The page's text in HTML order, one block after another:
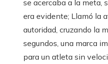
se acercaba a la meta,
era evidente; Llamó la
autoridad, cruzando la
segundos, una marca
para un atleta sin